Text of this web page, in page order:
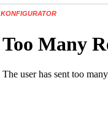
KONFIGURATOR